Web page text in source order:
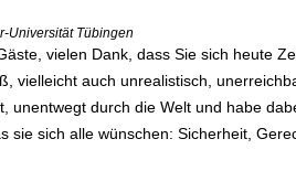
Universität Tübingen
vielen Dank, dass Sie sich heute
auch unrealistisch,
durch die Welt und habe
sich alle wünschen: Sicherheit,